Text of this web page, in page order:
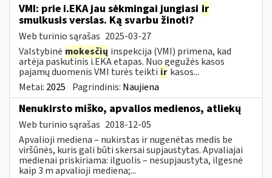
VMI: prie i.EKA jau sėkmingai jungiasi ir
smulkusis verslas. Ką svarbu žinoti?
Web turinio sąrašas 2025-03-27
Valstybinė mokesčių inspekcija (VMI) primena, kad
artėja paskutinis i.EKA etapas. Nuo gegužės kasos
pajamų duomenis VMI turės teikti ir kasos...
Metai: 2025 Pagrindinis: Naujiena
Nenukirsto miško, apvalios medienos, atliekų
Web turinio sąrašas 2018-12-05
Apvalioji mediena – nukirstas ir nugenėtas medis be
viršūnės, kuris gali būti skersai supjaustytas. Apvaliajai
medienai priskiriama: ilguolis – nesupjaustyta, ilgesnė
kaip 3 m apvalioji mediena;...